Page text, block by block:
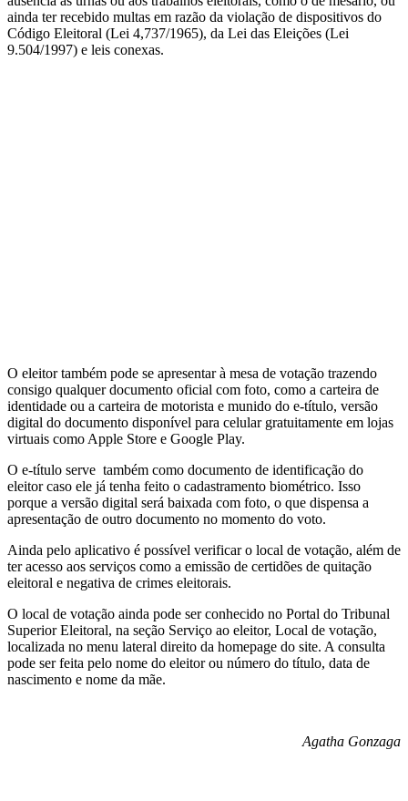
ainda ter recebido multas em razão da violação de dispositivos do
Código Eleitoral (Lei 4,737/1965), da Lei das Eleições (Lei
9.504/1997) e leis conexas.
O eleitor também pode se apresentar à mesa de votação trazendo
consigo qualquer documento oficial com foto, como a carteira de
identidade ou a carteira de motorista e munido do e-título, versão
digital do documento disponível para celular gratuitamente em lojas
virtuais como Apple Store e Google Play.
O e-título serve também como documento de identificação do
eleitor caso ele já tenha feito o cadastramento biométrico. Isso
porque a versão digital será baixada com foto, o que dispensa a
apresentação de outro documento no momento do voto.
Ainda pelo aplicativo é possível verificar o local de votação, além de
ter acesso aos serviços como a emissão de certidões de quitação
eleitoral e negativa de crimes eleitorais.
O local de votação ainda pode ser conhecido no Portal do Tribunal
Superior Eleitoral, na seção Serviço ao eleitor, Local de votação,
localizada no menu lateral direito da homepage do site. A consulta
pode ser feita pelo nome do eleitor ou número do título, data de
nascimento e nome da mãe.
Agatha Gonzaga